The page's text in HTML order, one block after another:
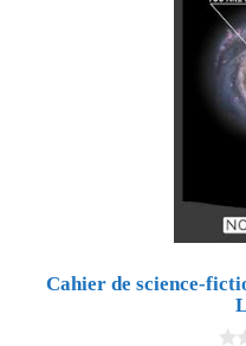
Cahier de science-